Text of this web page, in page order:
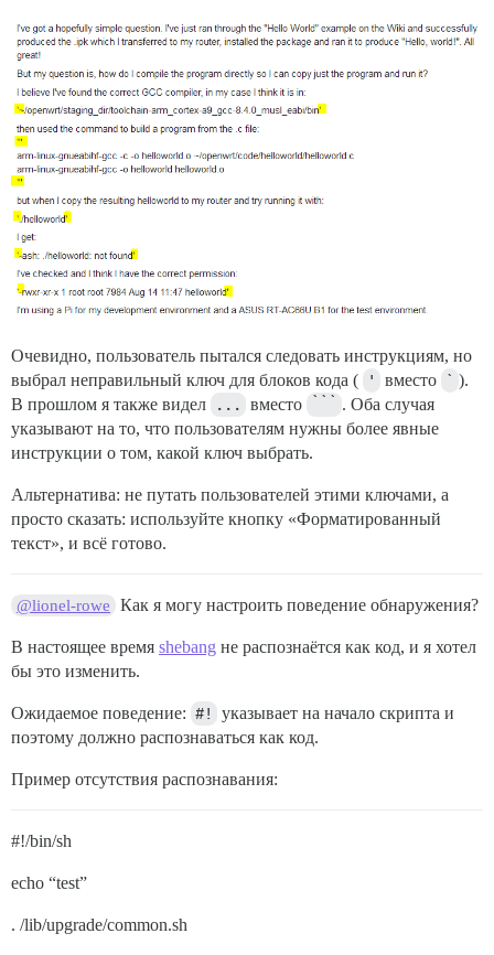
Очевидно, пользователь пытался следовать инструкциям, но
выбрал неправильный ключ для блоков кода (
' вместо ` ).
В прошлом я также видел
... вместо
. Оба случая
указывают на то, что пользователям нужны более явные
инструкции о том, какой ключ выбрать.
Альтернатива: не путать пользователей этими ключами, а
просто сказать: используйте кнопку «Форматированный
текст», и всё готово.
@lionel-rowe Как я могу настроить поведение обнаружения?
В настоящее время shebang не распознаётся как код, и я хотел
бы это изменить.
Ожидаемое поведение: #!
указывает на начало скрипта и
поэтому должно распознаваться как код.
Пример отсутствия распознавания:
#!/bin/sh
echo “test”
. /lib/upgrade/common.sh